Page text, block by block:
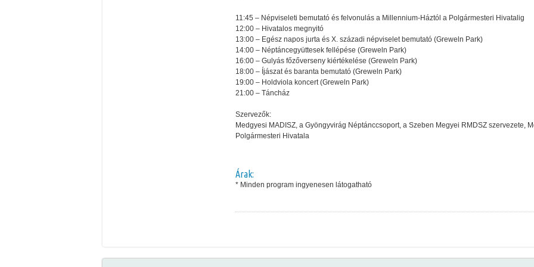
11:45 – Népviseleti bemutató és felvonulás a Millennium-Háztól a Polgármesteri Hivatalig
12:00 – Hivatalos megnyitó
13:00 – Egész napos jurta és X. századi népviselet bemutató (Greweln Park)
14:00 – Néptáncegyüttesek fellépése (Greweln Park)
16:00 – Gulyás főzőverseny kiértékelése (Greweln Park)
18:00 – Íjászat és baranta bemutató (Greweln Park)
19:00 – Holdviola koncert (Greweln Park)
21:00 – Táncház
Szervezők:
Medgyesi MADISZ, a Gyöngyvirág Néptánccsoport, a Szeben Megyei RMDSZ szervezete,
Polgármesteri Hivatala
Árak:
* Minden program ingyenesen látogatható